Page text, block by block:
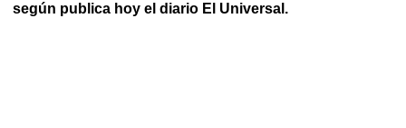
según publica hoy el diario El Universal.